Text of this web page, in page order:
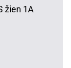
žien 1A